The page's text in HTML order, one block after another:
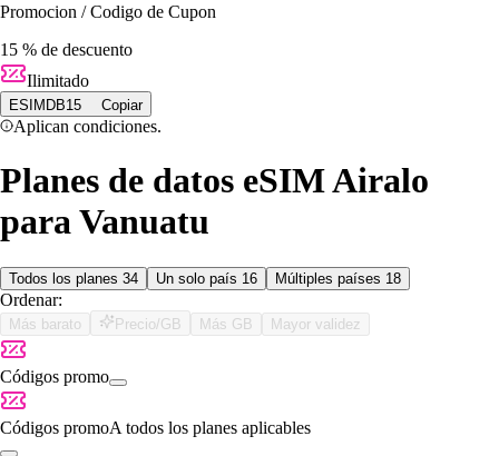
Promocion / Codigo de Cupon
15 % de descuento
Ilimitado
ESIMDB15 Copiar
Aplican condiciones.
Planes de datos eSIM Airalo
para Vanuatu
Todos los planes 34 Un solo país 16 Múltiples países 18
Ordenar:
Más barato Precio/GB Más GB Mayor validez
Códigos promo
Códigos promoA todos los planes aplicables